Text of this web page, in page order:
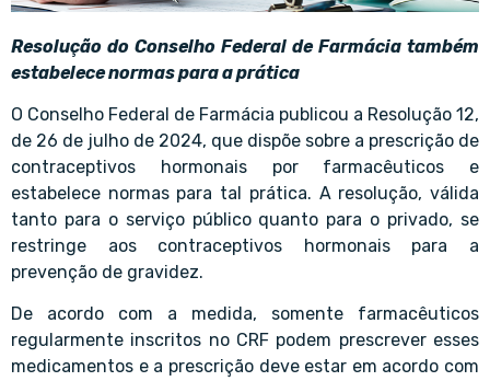
Resolução do Conselho Federal de Farmácia também
estabelece normas para a prática
O Conselho Federal de Farmácia publicou a Resolução 12,
de 26 de julho de 2024, que dispõe sobre a prescrição de
contraceptivos hormonais por farmacêuticos e
estabelece normas para tal prática. A resolução, válida
tanto para o serviço público quanto para o privado, se
restringe aos contraceptivos hormonais para a
prevenção de gravidez.
De acordo com a medida, somente farmacêuticos
regularmente inscritos no CRF podem prescrever esses
medicamentos e a prescrição deve estar em acordo com